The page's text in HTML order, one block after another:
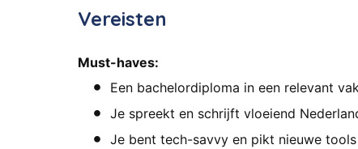
Vereisten
Must-haves:
Een bachelordiploma in een relevant
Je spreekt en schrijft vloeiend
Je bent tech-savvy en pikt nieuwe